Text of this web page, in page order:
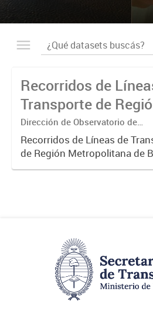
Recorridos de
Transporte de
Metropolitana de
Buenos Aires
Dirección de Observatorio de
Transporte, Estudio y Sistemas
Recorridos de Líneas de
de Región Metropolitana de
Aires (RMBA).-